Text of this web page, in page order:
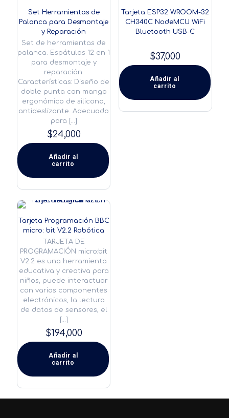
Set Herramientas de
Palanca para Desmontaje
y Reparación
Set de herramientas de
palanca. Espátulas 12 en 1
para desmontaje y
reparación.
Características: Diseño de
doble punta con mango
ergonómico de silicona,
antideslizante. Adecuado
para […]
$24,000
Añadir al
carrito
Tarjeta ESP32 WROOM-32
CH340C NodeMCU WiFi
Bluetooth USB-C
$37,000
Añadir al
carrito
Tarjeta Programación BBC
micro: bit V2.2 Robótica
TARJETA DE
PROGRAMACIÓN micro:bit
V2.2 es una herramienta
educativa y creativa para
niños, puede interactuar
con varios componentes
electrónicos, la lectura
de datos de sensores, el
[…]
$194,000
Añadir al
carrito